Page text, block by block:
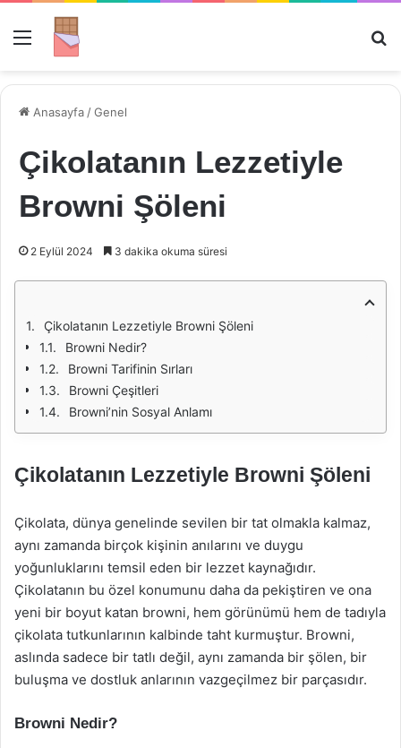
Menü
Anasayfa /Genel
Çikolatanın Lezzetiyle
Browni Şöleni
2 Eylül 2024 3 dakika okuma süresi
Çikolatanın Lezzetiyle Browni Şöleni
Browni Nedir?
Browni Tarifinin Sırları
Browni Çeşitleri
Browni’nin Sosyal Anlamı
Çikolatanın Lezzetiyle Browni Şöleni
Çikolata, dünya genelinde sevilen bir tat olmakla kalmaz,
aynı zamanda birçok kişinin anılarını ve duygu
yoğunluklarını temsil eden bir lezzet kaynağıdır.
Çikolatanın bu özel konumunu daha da pekiştiren ve ona
yeni bir boyut katan browni, hem görünümü hem de tadıyla
çikolata tutkunlarının kalbinde taht kurmuştur. Browni,
aslında sadece bir tatlı değil, aynı zamanda bir şölen, bir
buluşma ve dostluk anlarının vazgeçilmez bir parçasıdır.
Browni Nedir?